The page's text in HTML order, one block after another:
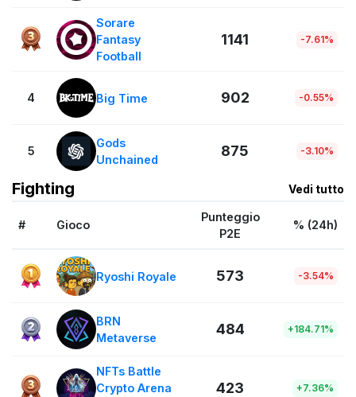
Sorare
Fantasy
Football
1141 -7.61%
4 Big Time 902 -0.55%
5
Gods
Unchained
875 -3.10%
Fighting Vedi tutto
# Gioco
Punteggio
P2E
% (24h)
Ryoshi Royale 573 -3.54%
BRN
Metaverse
484 +184.71%
NFTs Battle
Crypto Arena
423 +7.36%